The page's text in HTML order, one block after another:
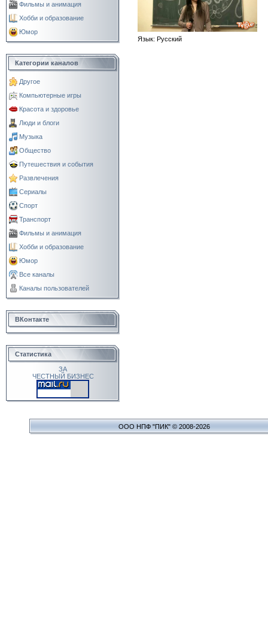
Фильмы и анимация
Хобби и образование
Юмор
Категории каналов
Другое
Компьютерные игры
Красота и здоровье
Люди и блоги
Музыка
Общество
Путешествия и события
Развлечения
Сериалы
Спорт
Транспорт
Фильмы и анимация
Хобби и образование
Юмор
Все каналы
Каналы пользователей
ВКонтакте
Статистика
ЗА
ЧЕСТНЫЙ БИЗНЕС
Язык: Русский
ООО НПФ "ПИК" © 2008-2026